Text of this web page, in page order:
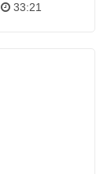
33:21